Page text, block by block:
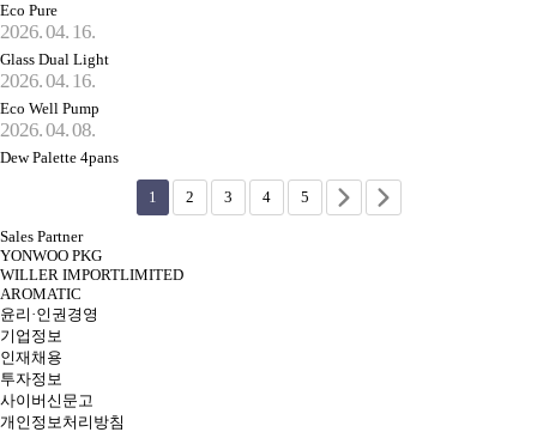
Eco Pure
2026. 04. 16.
Glass Dual Light
2026. 04. 16.
Eco Well Pump
2026. 04. 08.
Dew Palette 4pans
1 2 3 4 5
Sales Partner
YONWOO PKG
WILLER IMPORTLIMITED
AROMATIC
윤리·인권경영
기업정보
인재채용
투자정보
사이버신문고
개인정보처리방침